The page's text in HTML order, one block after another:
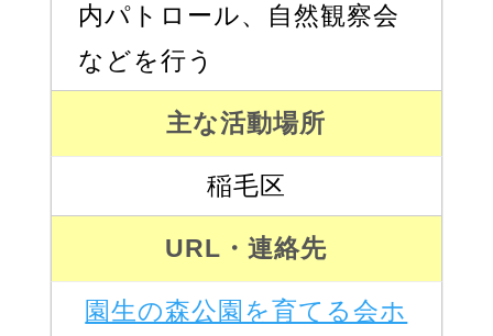
内パトロール、自然観察会
などを行う
主な活動場所
稲毛区
URL・連絡先
園生の森公園を育てる会ホ